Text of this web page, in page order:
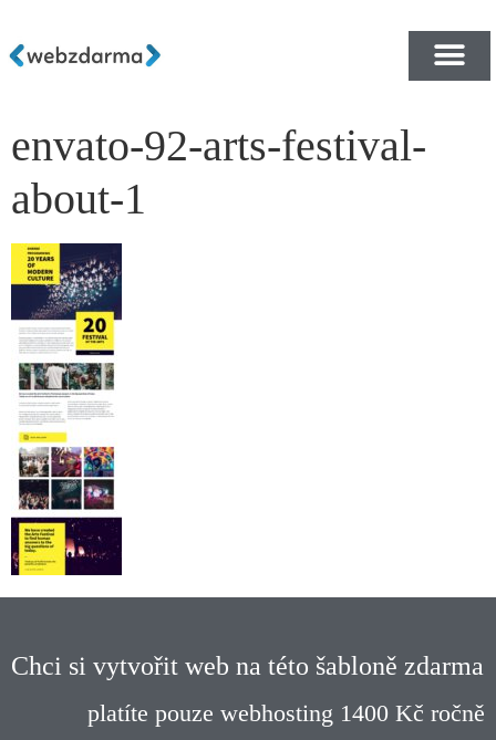
envato-92-arts-festival-
about-1
Chci si vytvořit web na této šabloně zdarma
platíte pouze webhosting 1400 Kč ročně